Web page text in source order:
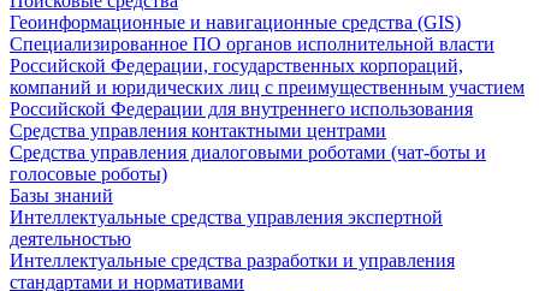
Геоинформационные и навигационные средства (GIS)
Специализированное ПО органов исполнительной власти
Российской Федерации, государственных корпораций,
компаний и юридических лиц с преимущественным участием
Российской Федерации для внутреннего использования
Средства управления контактными центрами
Средства управления диалоговыми роботами (чат-боты и
голосовые роботы)
Базы знаний
Интеллектуальные средства управления экспертной
деятельностью
Интеллектуальные средства разработки и управления
стандартами и нормативами